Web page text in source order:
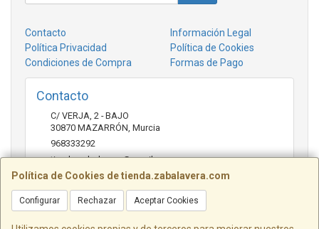
Política de Cookies de tienda.zabalavera.com
Configurar Rechazar Aceptar Cookies
Contacto
Información Legal
Política Privacidad
Política de Cookies
Condiciones de Compra
Formas de Pago
Contacto
C/ VERJA, 2 - BAJO
30870 MAZARRÓN, Murcia
968333292
tienda.zabalavera@gmail.com
Horario
9:30-14:00 y 17:30-20:00